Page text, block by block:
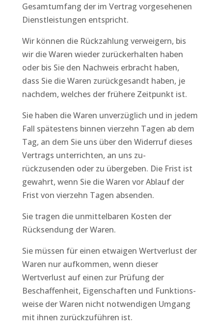
Gesamtumfang der im Vertrag vorgesehenen
Dienstleistungen entspricht.
Wir können die Rückzahlung verweigern, bis
wir die Waren wieder zurückerhalten haben
oder bis Sie den Nachweis erbracht haben,
dass Sie die Waren zurückgesandt haben, je
nachdem, welches der frühere Zeitpunkt ist.
Sie haben die Waren unverzüglich und in jedem
Fall spätestens binnen vierzehn Tagen ab dem
Tag, an dem Sie uns über den Widerruf dieses
Vertrags unterrichten, an uns zu-
rückzusenden oder zu übergeben. Die Frist ist
gewahrt, wenn Sie die Waren vor Ablauf der
Frist von vierzehn Tagen absenden.
Sie tragen die unmittelbaren Kosten der
Rücksendung der Waren.
Sie müssen für einen etwaigen Wertverlust der
Waren nur aufkommen, wenn dieser
Wertverlust auf einen zur Prüfung der
Beschaffenheit, Eigenschaften und Funktions-
weise der Waren nicht notwendigen Umgang
mit ihnen zurückzuführen ist.